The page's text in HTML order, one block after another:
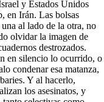
y Estados Unidos
en Irán. Las bolsas
al lado de la otra, no
olvidar la imagen de
destrozados.
en silencio lo ocurrido, o
condenar esa matanza,
Y al hacerlo,
los asesinatos, y